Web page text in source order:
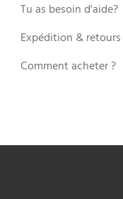
Tu as besoin d'aide?
Expédition & retours
Comment acheter ?